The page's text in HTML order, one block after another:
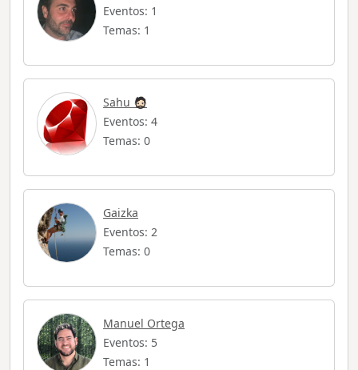
Eventos: 1
Temas: 1
Sahu 🧔🏻
Eventos: 4
Temas: 0
Gaizka
Eventos: 2
Temas: 0
Manuel Ortega
Eventos: 5
Temas: 1